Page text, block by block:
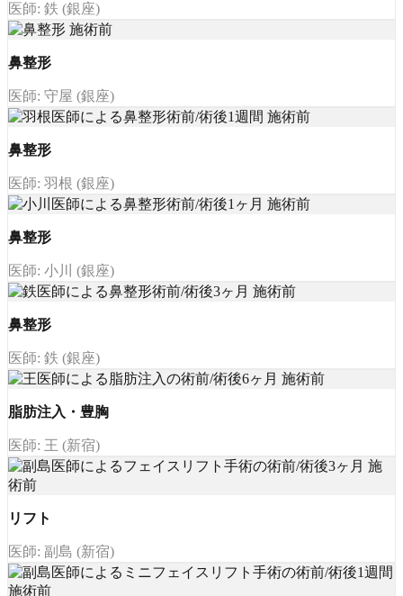
医師: 鉄 (銀座)
鼻整形
医師: 守屋 (銀座)
鼻整形
医師: 羽根 (銀座)
鼻整形
医師: 小川 (銀座)
鼻整形
医師: 鉄 (銀座)
脂肪注入・豊胸
医師: 王 (新宿)
リフト
医師: 副島 (新宿)